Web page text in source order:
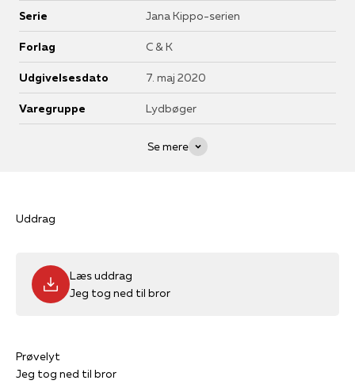
Serie Jana Kippo-serien
Forlag C & K
Udgivelsesdato 7. maj 2020
Varegruppe Lydbøger
Se mere
Uddrag
Læs uddrag
Jeg tog ned til bror
Prøvelyt
Jeg tog ned til bror